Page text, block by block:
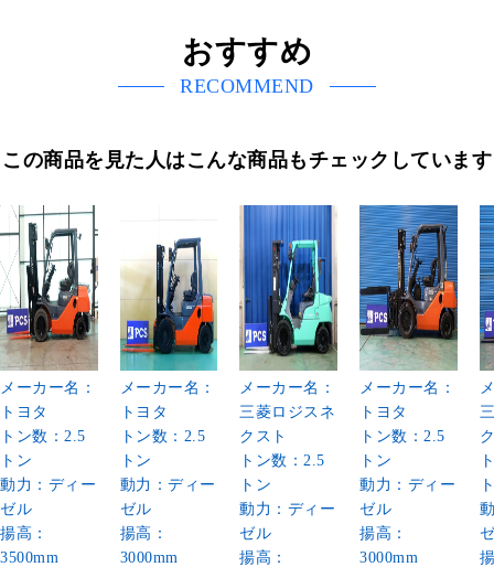
おすすめ
RECOMMEND
この商品を見た人はこんな商品もチェックしています
メーカー名：
トヨタ
トン数：2.5
トン
動力：ディー
ゼル
揚高：
3500mm
メーカー名：
トヨタ
トン数：2.5
トン
動力：ディー
ゼル
揚高：
3000mm
メーカー名：
三菱ロジスネ
クスト
トン数：2.5
トン
動力：ディー
ゼル
揚高：
メーカー名：
トヨタ
トン数：2.5
トン
動力：ディー
ゼル
揚高：
3000mm